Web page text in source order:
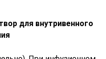
для внутривенного